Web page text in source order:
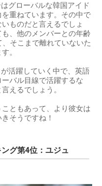
グローバルな韓国アイド
重ねています。その中で
ものだと言えるでしょ
、他のメンバーとの年齢
そこまで離れていないた
。
活躍していく中で、英語
バル目線で活躍するな
えるでしょう。
ともあって、より彼女は
そうですね！
グ第4位：ユジュ